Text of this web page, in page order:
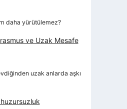
daha yürütülemez?
ve Uzak Mesafe
uzak anlarda aşkı